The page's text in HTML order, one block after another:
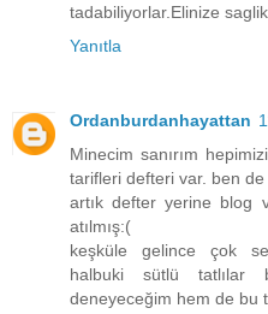
tadabiliyorlar.Elinize
Yanıtla
Ordanburdanhayattan
Minecim sanırım
tarifleri defteri var. ben
artık defter yerine blog
atılmış:(
keşküle gelince çok
halbuki sütlü tatlılar
deneyeceğim hem de bu